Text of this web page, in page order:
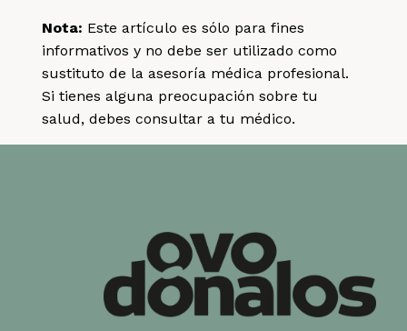
Nota: Este artículo es sólo para fines
informativos y no debe ser utilizado como
sustituto de la asesoría médica profesional.
Si tienes alguna preocupación sobre tu
salud, debes consultar a tu médico.